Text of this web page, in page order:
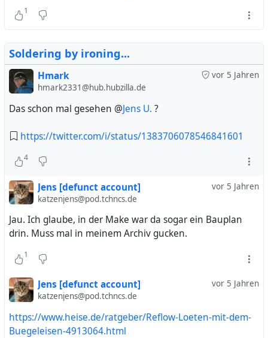
1
Soldering by ironing...
vor 5 Jahren
Hmark
hmark2331@hub.hubzilla.de
Das schon mal gesehen @Jens U. ?
https://twitter.com/i/status/1383706078546841601
4
vor 5 Jahren
Jens [defunct account]
katzenjens@pod.tchncs.de
Jau. Ich glaube, in der Make war da sogar ein Bauplan
drin. Muss mal in meinem Archiv gucken.
1
vor 5 Jahren
Jens [defunct account]
katzenjens@pod.tchncs.de
https://www.heise.de/ratgeber/Reflow-Loeten-mit-dem-
Buegeleisen-4913064.html